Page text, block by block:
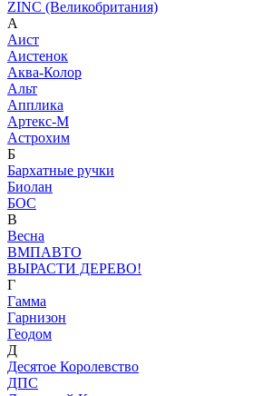
ZINC (Великобритания)
А
Аист
Аистенок
Аква-Колор
Альт
Апплика
Артекс-М
Астрохим
Б
Бархатные ручки
Биолан
БОС
В
Весна
ВМПАВТО
ВЫРАСТИ ДЕРЕВО!
Г
Гамма
Гарнизон
Геодом
Д
Десятое Королевство
ДПС